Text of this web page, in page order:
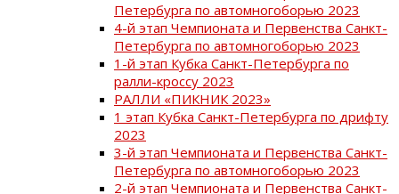
Петербурга по автомногоборью 2023
4-й этап Чемпионата и Первенства Санкт-
Петербурга по автомногоборью 2023
1-й этап Кубка Санкт-Петербурга по
ралли-кроссу 2023
РАЛЛИ «ПИКНИК 2023»
1 этап Кубка Санкт-Петербурга по дрифту
2023
3-й этап Чемпионата и Первенства Санкт-
Петербурга по автомногоборью 2023
2-й этап Чемпионата и Первенства Санкт-